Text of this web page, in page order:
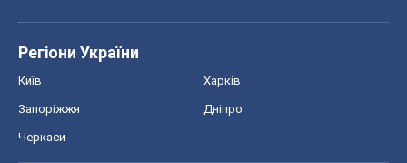
Регіони України
Київ Харків
Запоріжжя Дніпро
Черкаси